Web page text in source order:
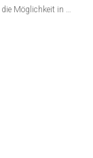
Möglichkeit in …